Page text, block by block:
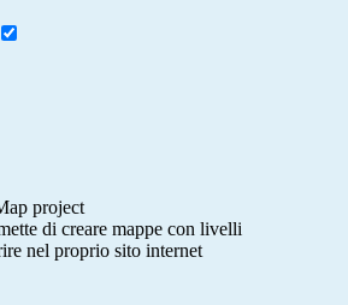
project
di creare mappe con livelli
nel proprio sito internet